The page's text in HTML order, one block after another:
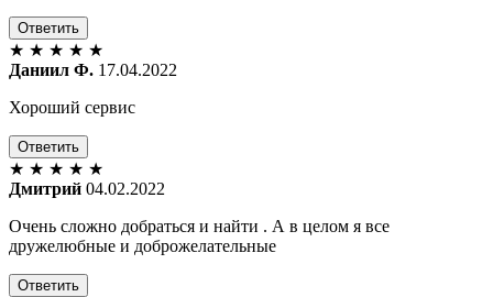
Ответить
★ ★ ★ ★ ★
Даниил Ф. 17.04.2022
Хороший сервис
Ответить
★ ★ ★ ★ ★
Дмитрий 04.02.2022
Очень сложно добраться и найти . А в целом я все
дружелюбные и доброжелательные
Ответить